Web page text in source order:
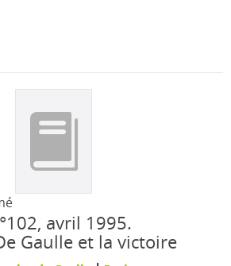
avril 1995.
Gaulle et la victoire